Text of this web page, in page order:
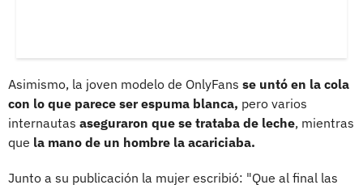
Asimismo, la joven modelo de OnlyFans se untó en la cola
con lo que parece ser espuma blanca, pero varios
internautas aseguraron que se trataba de leche, mientras
que la mano de un hombre la acariciaba.
Junto a su publicación la mujer escribió: "Que al final las